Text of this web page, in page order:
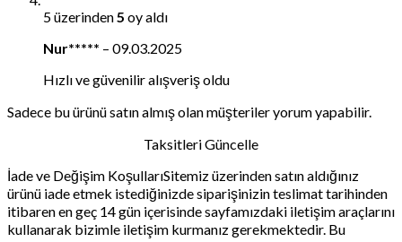
5 üzerinden5 oy aldı
Nur***** – 09.03.2025
Hızlı ve güvenilir alışveriş oldu
Sadece bu ürünü satın almış olan müşteriler yorum yapabilir.
Taksitleri Güncelle
İade ve Değişim KoşullarıSitemiz üzerinden satın aldığınız
ürünü iade etmek istediğinizde siparişinizin teslimat tarihinden
itibaren en geç 14 gün içerisinde sayfamızdaki iletişim araçlarını
kullanarak bizimle iletişim kurmanız gerekmektedir. Bu